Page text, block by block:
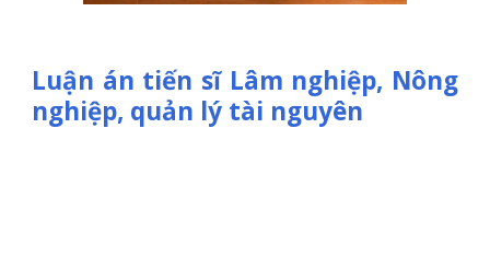
Luận án tiến sĩ Lâm nghiệp, Nông
nghiệp, quản lý tài nguyên